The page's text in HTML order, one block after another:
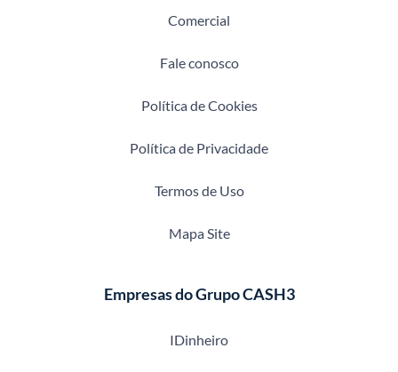
Comercial
Fale conosco
Política de Cookies
Política de Privacidade
Termos de Uso
Mapa Site
Empresas do Grupo CASH3
IDinheiro